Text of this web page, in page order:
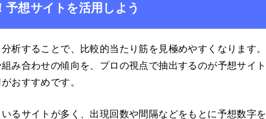
予想サイトを活用しよう
析することで、比較的当たり筋を見極めやすくなります。
み合わせの傾向を、プロの視点で抽出するのが予想サイト
おすすめです。
いるサイトが多く、出現回数や間隔などをもとに予想数字を